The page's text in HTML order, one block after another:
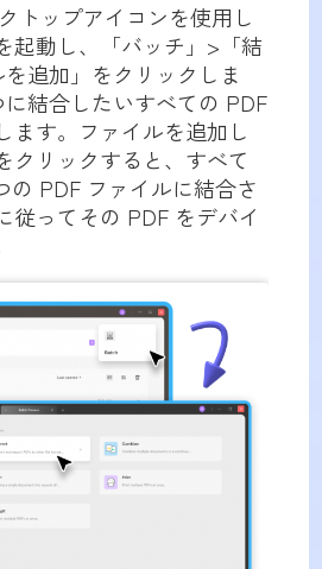
トップアイコンを使用し
起動し、「バッチ」>「結
追加」をクリックしま
結合したいすべての PDF
ます。ファイルを追加し
クリックすると、すべて
の PDF ファイルに結合さ
従ってその PDF をデバイ